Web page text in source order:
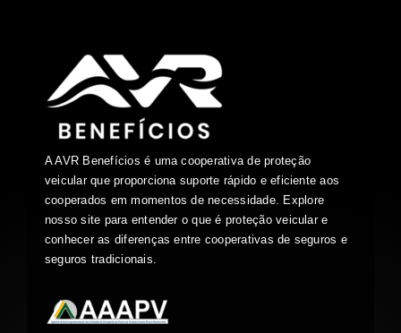
A AVR Benefícios é uma cooperativa de proteção
veicular que proporciona suporte rápido e eficiente aos
cooperados em momentos de necessidade. Explore
nosso site para entender o que é proteção veicular e
conhecer as diferenças entre cooperativas de seguros e
seguros tradicionais.